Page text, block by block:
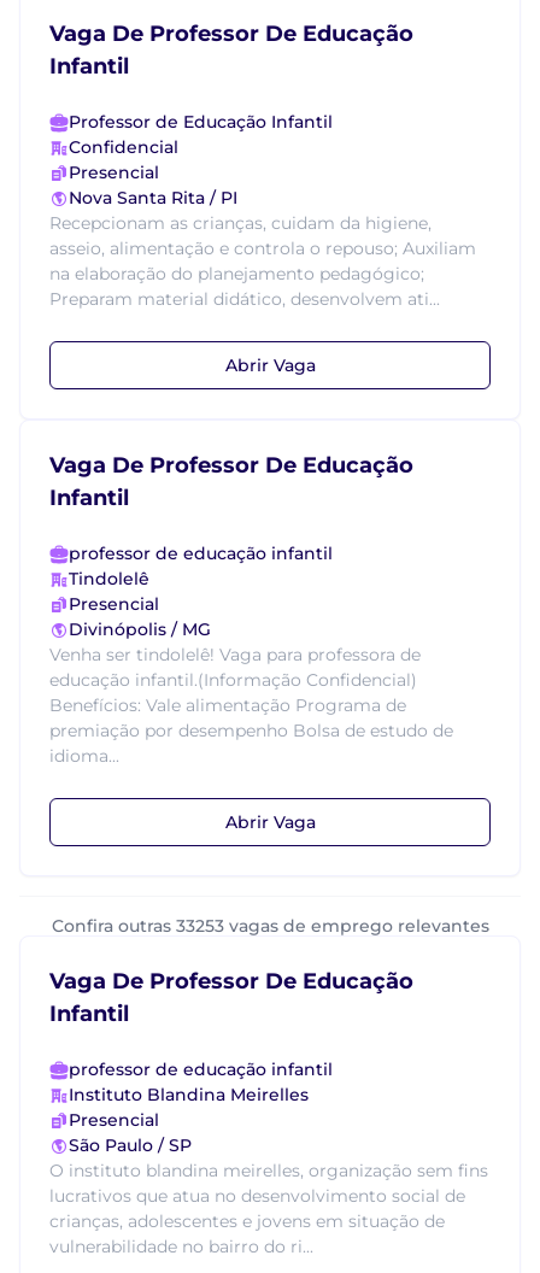
Vaga De Professor De Educação
Infantil
Professor de Educação Infantil
Confidencial
Presencial
Nova Santa Rita / PI
Recepcionam as crianças, cuidam da higiene,
asseio, alimentação e controla o repouso; Auxiliam
na elaboração do planejamento pedagógico;
Preparam material didático, desenvolvem ati...
Abrir Vaga
Vaga De Professor De Educação
Infantil
professor de educação infantil
Tindolelê
Presencial
Divinópolis / MG
Venha ser tindolelê! Vaga para professora de
educação infantil.(Informação Confidencial)
Benefícios: Vale alimentação Programa de
premiação por desempenho Bolsa de estudo de
idioma...
Abrir Vaga
Confira outras 33253 vagas de emprego relevantes
Vaga De Professor De Educação
Infantil
professor de educação infantil
Instituto Blandina Meirelles
Presencial
São Paulo / SP
O instituto blandina meirelles, organização sem fins
lucrativos que atua no desenvolvimento social de
crianças, adolescentes e jovens em situação de
vulnerabilidade no bairro do ri...